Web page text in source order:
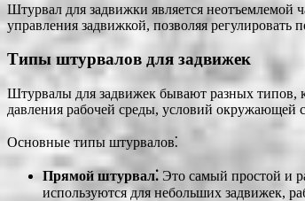
Штурвал для задвижки является неотъемлемой
управления задвижкой, позволяя регулировать
Типы штурвалов для задвижек
Штурвалы для задвижек бывают разных типов,
давления рабочей среды, условий окружающей
Основные типы штурвалов⁚
Прямой штурвал⁚ Это самый простой и
используются для небольших задвижек,